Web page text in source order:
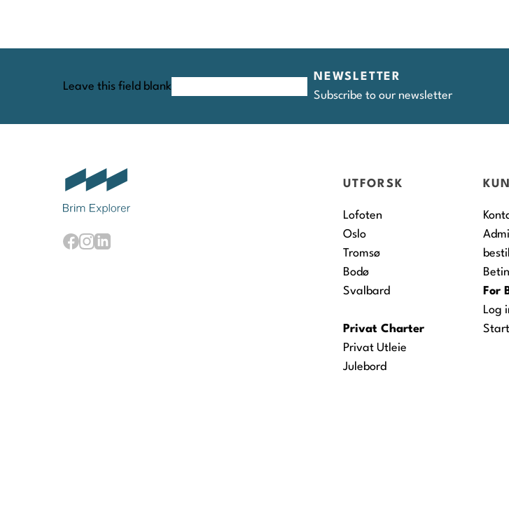
Leave this field blank
NEWSLETTER
Subscribe to our newsletter
UTFORSK
Lofoten
Oslo
Tromsø
Bodø
Svalbard
Privat Charter
Privat Utleie
Julebord
For
Log